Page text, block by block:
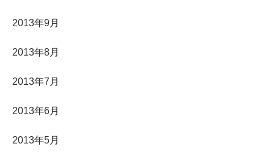
2013年9月
2013年8月
2013年7月
2013年6月
2013年5月